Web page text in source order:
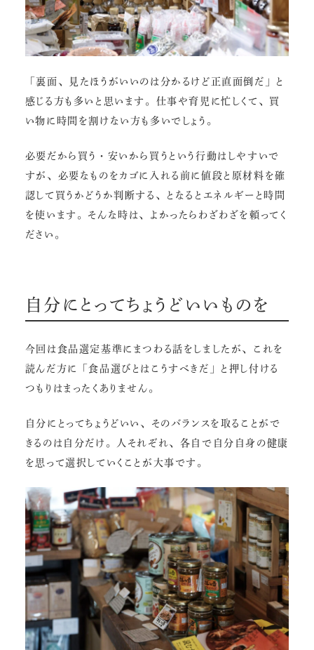
「裏面、見たほうがいいのは分かるけど正直面倒だ」と
感じる方も多いと思います。仕事や育児に忙しくて、買
い物に時間を割けない方も多いでしょう。
必要だから買う・安いから買うという行動はしやすいで
すが、必要なものをカゴに入れる前に値段と原材料を確
認して買うかどうか判断する、となるとエネルギーと時間
を使います。そんな時は、よかったらわざわざを頼ってく
ださい。
自分にとってちょうどいいものを
今回は食品選定基準にまつわる話をしましたが、これを
読んだ方に「食品選びとはこうすべきだ」と押し付ける
つもりはまったくありません。
自分にとってちょうどいい、そのバランスを取ることがで
きるのは自分だけ。人それぞれ、各自で自分自身の健康
を思って選択していくことが大事です。